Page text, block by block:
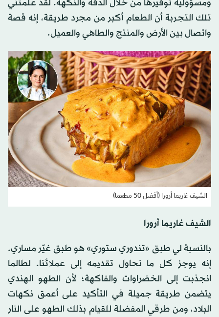
ومسؤولية توقيرها من خلال الدقة والنكهة. لقد علمتني
تلك التجربة أن الطعام أكبر من مجرد طريقة، إنه قصة
واتصال بين الأرض والمنتج والطاهي والعميل.
الشيف غاريما أرورا (أفضل 50 مطعما)
الشيف غاريما أرورا
بالنسبة لي طبق «تندوري ستوري» هو طبق غيّر مساري.
إنه يوجز كل ما نحاول تقديمه إلى عملائنا. لطالما
انجذبت إلى الخضراوات والفاكهة؛ لأن الطهو الهندي
يتضمن طريقة جميلة في التأكيد على أعمق نكهات
البلاد، ومن طرقي المفضلة للقيام بذلك الطهو على النار